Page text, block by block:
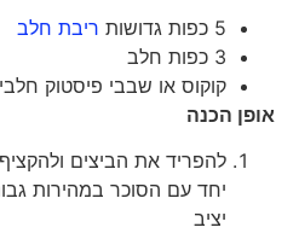
5 כפות גדושות
ריבת חלב
3 כפות חלב
קוקוס או שבבי פיסטוק חלבי
אופן הכנה
להפריד את הביצים ולהקציף
יציב